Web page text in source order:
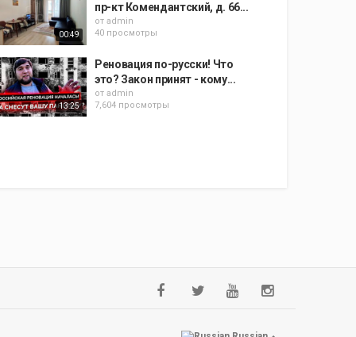
00:49
пр-кт Комендантский, д. 66...
от admin
40 просмотры
13:25
Реновация по-русски! Что
это? Закон принят - кому...
от admin
7,604 просмотры